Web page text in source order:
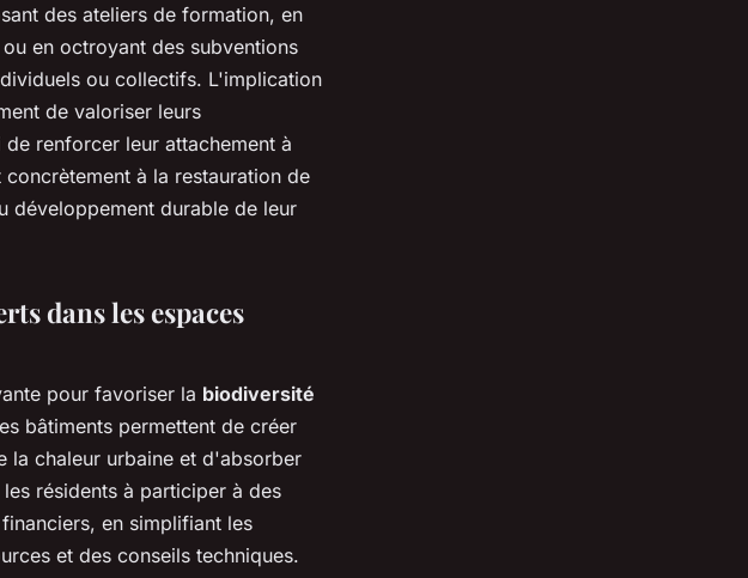
des ateliers de formation, en
en octroyant des subventions
ou collectifs. L'implication
de valoriser leurs
renforcer leur attachement à
à la restauration de
développement durable de leur
dans les espaces
pour favoriser la biodiversité
bâtiments permettent de créer
la chaleur urbaine et d'absorber
résidents à participer à des
en simplifiant les
et des conseils techniques.